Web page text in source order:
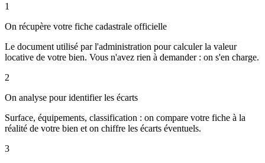
1
On récupère votre fiche cadastrale officielle
Le document utilisé par l'administration pour calculer la valeur
locative de votre bien. Vous n'avez rien à demander : on s'en charge.
2
On analyse pour identifier les écarts
Surface, équipements, classification : on compare votre fiche à la
réalité de votre bien et on chiffre les écarts éventuels.
3